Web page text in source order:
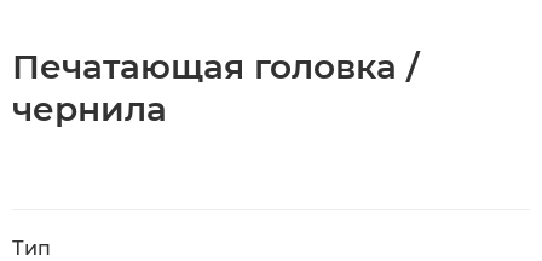
Печатающая головка /
чернила
Тип